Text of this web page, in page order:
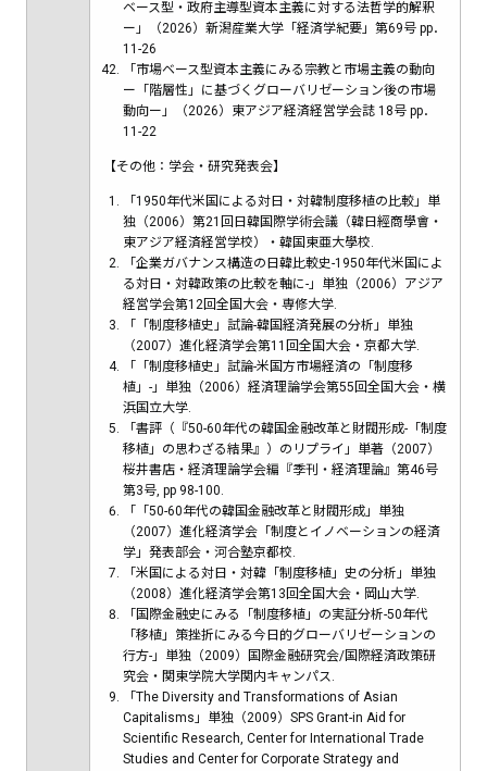
ベース型・政府主導型資本主義に対する法哲学的解釈
ー」（2026）新潟産業大学「経済学紀要」第69号 pp．
11-26
「市場ベース型資本主義にみる宗教と市場主義の動向
ー「階層性」に基づくグローバリゼーション後の市場
動向ー」（2026）東アジア経済経営学会誌 18号 pp．
11-22
【その他：学会・研究発表会】
「1950年代米国による対日・対韓制度移植の比較」単
独（2006）第21回日韓国際学術会議（韓日經商學會・
東アジア経済経営学校）・韓国東亜大學校.
「企業ガバナンス構造の日韓比較史-1950年代米国によ
る対日・対韓政策の比較を軸に-」単独（2006）アジア
経営学会第12回全国大会・専修大学.
「「制度移植史」試論-韓国経済発展の分析」単独
（2007）進化経済学会第11回全国大会・京都大学.
「「制度移植史」試論-米国方市場経済の「制度移
植」-」単独（2006）経済理論学会第55回全国大会・横
浜国立大学.
「書評（『50-60年代の韓国金融改革と財閥形成-「制度
移植」の思わざる結果』）のリプライ」単著（2007）
桜井書店・経済理論学会編『季刊・経済理論』第46号
第3号, pp 98-100.
「「50-60年代の韓国金融改革と財閥形成」単独
（2007）進化経済学会「制度とイノベーションの経済
学」発表部会・河合塾京都校.
「米国による対日・対韓「制度移植」史の分析」単独
（2008）進化経済学会第13回全国大会・岡山大学.
「国際金融史にみる「制度移植」の実証分析-50年代
「移植」策挫折にみる今日的グローバリゼーションの
行方-」単独（2009）国際金融研究会/国際経済政策研
究会・関東学院大学関内キャンパス.
「The Diversity and Transformations of Asian
Capitalisms」単独（2009）SPS Grant-in Aid for
Scientific Research, Center for International Trade
Studies and Center for Corporate Strategy and